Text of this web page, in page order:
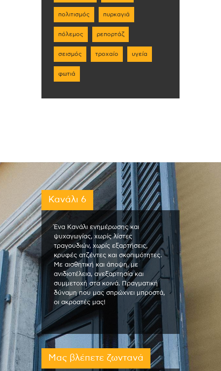
πολιτισμός πυρκαγιά
πόλεμος ρεπορτάζ
σεισμός τροχαίο υγεία
φωτιά
Κανάλι 6
Ένα Κανάλι ενημέρωσης και
ψυχαγωγίας, χωρίς λίστες
τραγουδιών, χωρίς εξαρτήσεις,
κρυφές ατζέντες και σκοπιμότητες.
Με αισθητική και άποψη, με
ανιδιοτέλεια, ανεξαρτησία και
συμμετοχή στα κοινά. Πραγματική
δύναμη που μας σπρώχνει μπροστά,
οι ακροατές μας!
Μας βλέπετε ζωντανά